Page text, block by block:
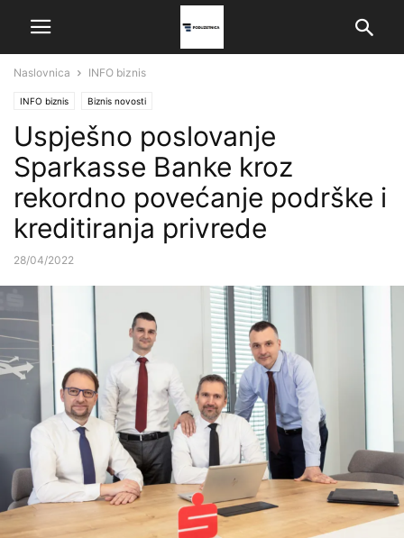
Naslovnica INFO biznis
INFO biznis Biznis novosti
Uspješno poslovanje
Sparkasse Banke kroz
rekordno povećanje podrške i
kreditiranja privrede
28/04/2022